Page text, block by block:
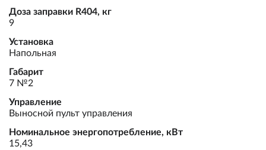
Доза заправки R404, кг
9
Установка
Напольная
Габарит
7 №2
Управление
Выносной пульт управления
Номинальное энергопотребление, кВт
15,43